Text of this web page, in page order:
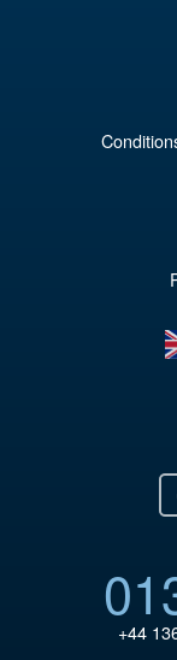
en
+44